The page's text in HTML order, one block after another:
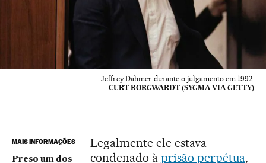
Jeffrey Dahmer durante o julgamento em 1992.
CURT BORGWARDT (SYGMA VIA GETTY)
MAIS INFORMAÇÕES
Preso um dos
Legalmente ele estava
condenado à prisão perpétua,